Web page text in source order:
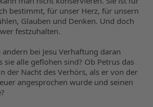
bestimmt, für unser Herz, für unsern
Glauben und Denken. Und doch
festzuhalten.
bei Jesu Verhaftung daran
sie alle geflohen sind? Ob Petrus das
der Nacht des Verhörs, als er von der
angesprochen wurde und seinen